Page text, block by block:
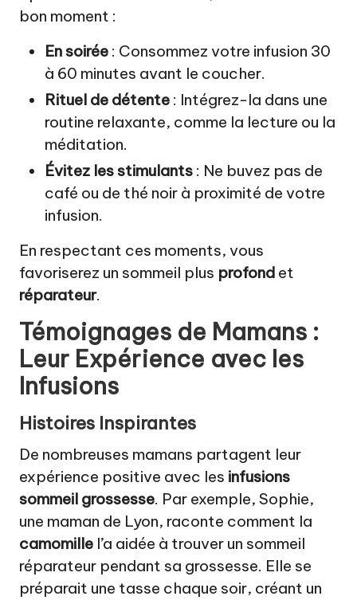
bon moment :
En soirée : Consommez votre infusion 30
à 60 minutes avant le coucher.
Rituel de détente : Intégrez-la dans une
routine relaxante, comme la lecture ou la
méditation.
Évitez les stimulants : Ne buvez pas de
café ou de thé noir à proximité de votre
infusion.
En respectant ces moments, vous
favoriserez un sommeil plus profond et
réparateur.
Témoignages de Mamans :
Leur Expérience avec les
Infusions
Histoires Inspirantes
De nombreuses mamans partagent leur
expérience positive avec les infusions
sommeil grossesse. Par exemple, Sophie,
une maman de Lyon, raconte comment la
camomille l’a aidée à trouver un sommeil
réparateur pendant sa grossesse. Elle se
préparait une tasse chaque soir, créant un